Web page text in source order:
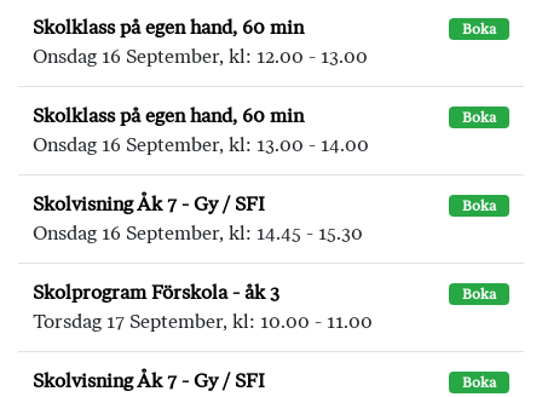
Skolklass på egen hand, 60 min Boka
Onsdag 16 September, kl: 12.00 - 13.00
Skolklass på egen hand, 60 min Boka
Onsdag 16 September, kl: 13.00 - 14.00
Skolvisning Åk 7 - Gy / SFI Boka
Onsdag 16 September, kl: 14.45 - 15.30
Skolprogram Förskola - åk 3 Boka
Torsdag 17 September, kl: 10.00 - 11.00
Skolvisning Åk 7 - Gy / SFI Boka